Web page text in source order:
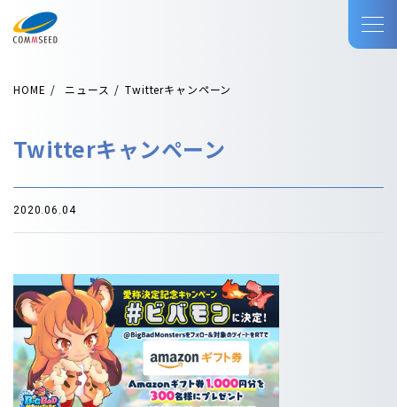
HOME ニュース Twitterキャンペーン
Twitterキャンペーン
2020.06.04